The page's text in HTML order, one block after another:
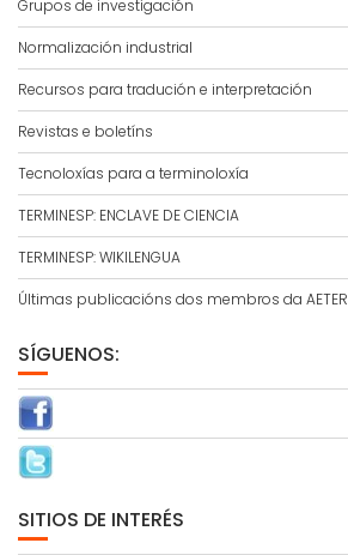
Grupos de investigación
Normalización industrial
Recursos para tradución e interpretación
Revistas e boletíns
Tecnoloxías para a terminoloxía
TERMINESP: ENCLAVE DE CIENCIA
TERMINESP: WIKILENGUA
Últimas publicacións dos membros da AETER
SÍGUENOS:
SITIOS DE INTERÉS